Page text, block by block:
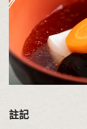
註記